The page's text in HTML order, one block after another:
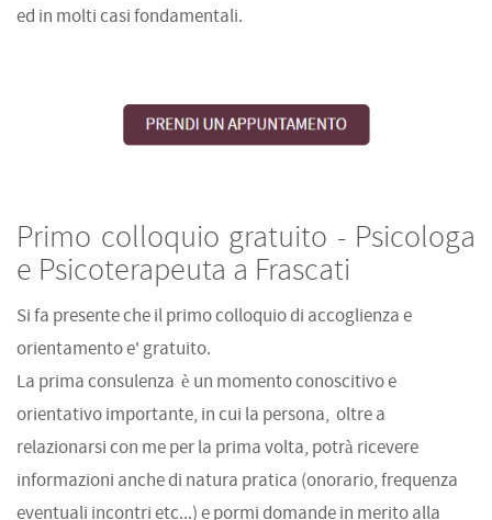
ed in molti casi fondamentali.
Primo colloquio gratuito - Psicologa
e Psicoterapeuta a Frascati
Si fa presente che il primo colloquio di accoglienza e
orientamento e' gratuito.
La prima consulenza è un momento conoscitivo e
orientativo importante, in cui la persona, oltre a
relazionarsi con me per la prima volta, potrà ricevere
informazioni anche di natura pratica (onorario, frequenza
eventuali incontri etc...) e pormi domande in merito alla